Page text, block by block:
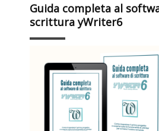
Guida completa al
scrittura yWriter6